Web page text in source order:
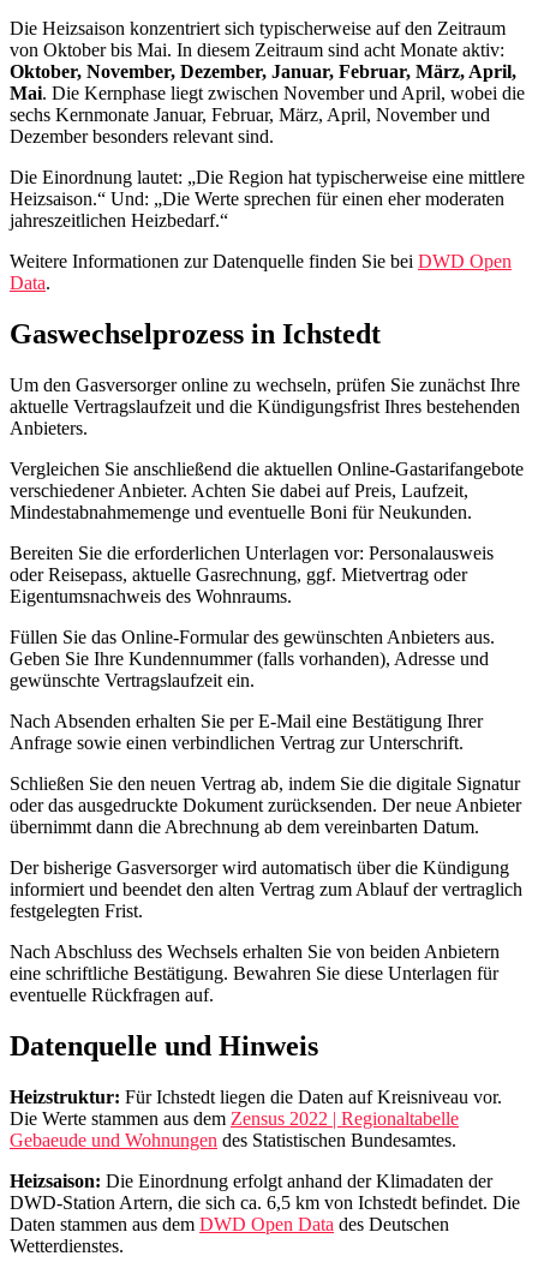
Die Heizsaison konzentriert sich typischerweise auf den Zeitraum
von Oktober bis Mai. In diesem Zeitraum sind acht Monate aktiv:
Oktober, November, Dezember, Januar, Februar, März, April,
Mai. Die Kernphase liegt zwischen November und April, wobei die
sechs Kernmonate Januar, Februar, März, April, November und
Dezember besonders relevant sind.
Die Einordnung lautet: „Die Region hat typischerweise eine mittlere
Heizsaison.“ Und: „Die Werte sprechen für einen eher moderaten
jahreszeitlichen Heizbedarf.“
Weitere Informationen zur Datenquelle finden Sie bei DWD Open
Data.
Gaswechselprozess in Ichstedt
Um den Gasversorger online zu wechseln, prüfen Sie zunächst Ihre
aktuelle Vertragslaufzeit und die Kündigungsfrist Ihres bestehenden
Anbieters.
Vergleichen Sie anschließend die aktuellen Online-Gastarifangebote
verschiedener Anbieter. Achten Sie dabei auf Preis, Laufzeit,
Mindestabnahmemenge und eventuelle Boni für Neukunden.
Bereiten Sie die erforderlichen Unterlagen vor: Personalausweis
oder Reisepass, aktuelle Gasrechnung, ggf. Mietvertrag oder
Eigentumsnachweis des Wohnraums.
Füllen Sie das Online-Formular des gewünschten Anbieters aus.
Geben Sie Ihre Kundennummer (falls vorhanden), Adresse und
gewünschte Vertragslaufzeit ein.
Nach Absenden erhalten Sie per E‑Mail eine Bestätigung Ihrer
Anfrage sowie einen verbindlichen Vertrag zur Unterschrift.
Schließen Sie den neuen Vertrag ab, indem Sie die digitale Signatur
oder das ausgedruckte Dokument zurücksenden. Der neue Anbieter
übernimmt dann die Abrechnung ab dem vereinbarten Datum.
Der bisherige Gasversorger wird automatisch über die Kündigung
informiert und beendet den alten Vertrag zum Ablauf der vertraglich
festgelegten Frist.
Nach Abschluss des Wechsels erhalten Sie von beiden Anbietern
eine schriftliche Bestätigung. Bewahren Sie diese Unterlagen für
eventuelle Rückfragen auf.
Datenquelle und Hinweis
Heizstruktur: Für Ichstedt liegen die Daten auf Kreisniveau vor.
Die Werte stammen aus dem Zensus 2022 | Regionaltabelle
Gebaeude und Wohnungen des Statistischen Bundesamtes.
Heizsaison: Die Einordnung erfolgt anhand der Klimadaten der
DWD‑Station Artern, die sich ca. 6,5 km von Ichstedt befindet. Die
Daten stammen aus dem DWD Open Data des Deutschen
Wetterdienstes.